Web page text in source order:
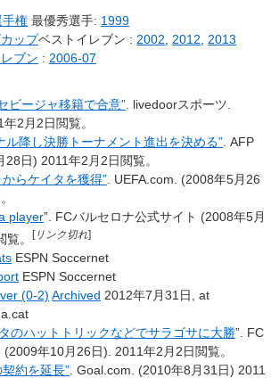
手権 最優秀選手: 1999
ップベストイレブン : 2002 2012
2013
ブン : 2006-07
ビージャ移籍で合意” . livedoorスポーツ.
年2月2日閲覧。
ル降し決勝トーナメント進出を決める” . AFP
28日) 2011年2月2日閲覧。
らケイタを獲得” . UEFA.com. (2008年5月26
player”. FCバルセロナ公式サイト (2008年5月
覧。 [リンク切れ]
ESPN Soccernet
ESPN Soccernet
(0-2) Archived 2012年7月31日, at
のハットトリックなどでサラゴサに大勝”. FC
年10月26日). 2011年2月2日閲覧。
約を延長” . Goal.com. (2010年8月31日) 2011